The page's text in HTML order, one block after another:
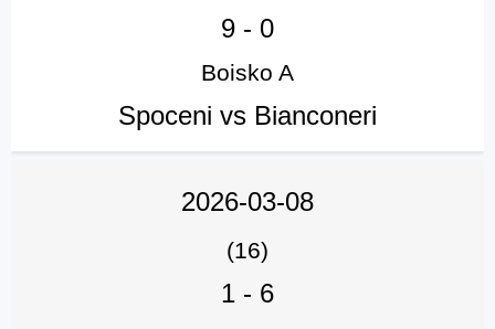
9 - 0
Boisko A
Spoceni vs Bianconeri
2026-03-08
(16)
1 - 6